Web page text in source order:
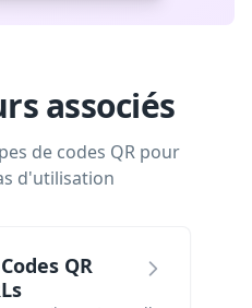
associés
de codes QR pour
d'utilisation
QR